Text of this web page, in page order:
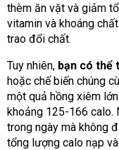
thèm ăn vặt và giảm
vitamin và khoáng
trao đổi chất.
Tuy nhiên, bạn có thể
hoặc chế biến chúng
một quả hồng xiêm
khoảng 125-166 calo.
trong ngày mà không
tổng lượng calo nạp